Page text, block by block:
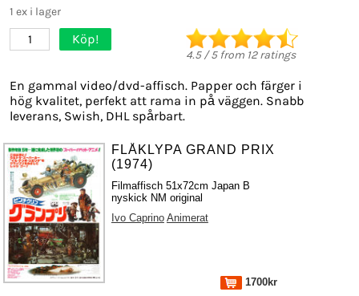
1 ex i lager
1 Köp!
4.5/5from 12ratings
En gammal video/dvd-affisch. Papper och färger i
hög kvalitet, perfekt att rama in på väggen. Snabb
leverans, Swish, DHL spårbart.
FLÅKLYPA GRAND PRIX
(1974)
Filmaffisch 51x72cm Japan B
nyskick NM original
Ivo Caprino Animerat
1700kr